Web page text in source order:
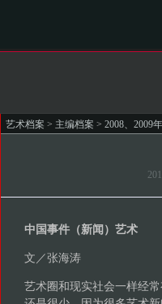
艺术档案 > 主编档案 > 2008、2009年
中国事件（新闻）艺术
文／张海涛
艺术圈和现实社会一样经